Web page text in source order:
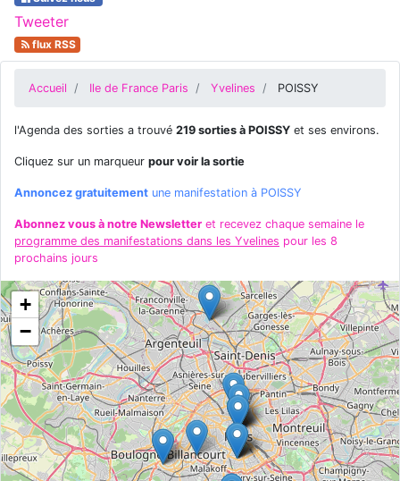
Tweeter
flux RSS
Accueil Ile de France Paris Yvelines POISSY
l'Agenda des sorties a trouvé 219 sorties à POISSY et ses environs.
Cliquez sur un marqueur pour voir la sortie
Annoncez gratuitement une manifestation à POISSY
Abonnez vous à notre Newsletter et recevez chaque semaine le
programme des manifestations dans les Yvelines pour les 8
prochains jours
+
−